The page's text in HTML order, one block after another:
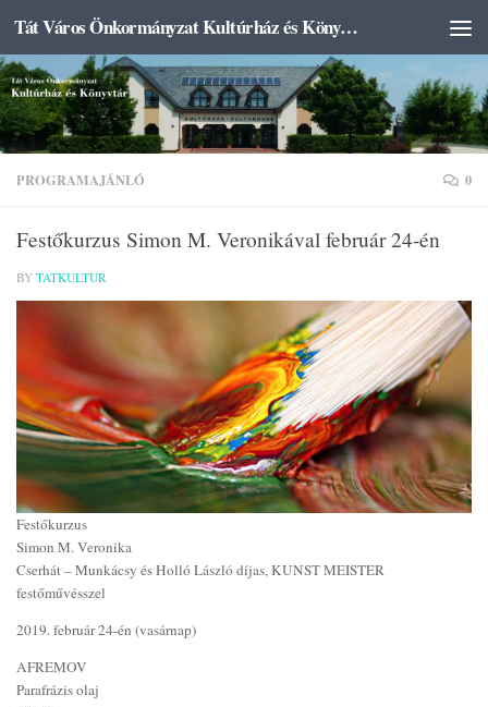
Skip to content Tát Város Önkormányzat Kultúrház és Könyvtár
PROGRAMAJÁNLÓ 0
Festőkurzus Simon M. Veronikával február 24-én
BY TATKULTUR
Festőkurzus
Simon M. Veronika
Cserhát – Munkácsy és Holló László díjas, KUNST MEISTER
festőművésszel
2019. február 24-én (vasárnap)
AFREMOV
Parafrázis olaj